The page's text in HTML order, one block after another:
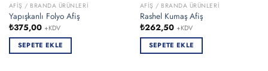
AFIŞ / BRANDA ÜRÜNLERI
Yapışkanlı Folyo Afiş
₺375,00 +KDV
SEPETE EKLE
AFIŞ / BRANDA ÜRÜNLERI
Rashel Kumaş Afiş
₺262,50 +KDV
SEPETE EKLE